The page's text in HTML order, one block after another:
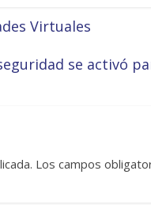
Virtuales
se activó
Los campos